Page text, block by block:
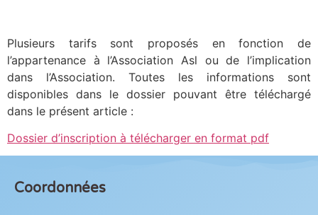
Plusieurs tarifs sont proposés en fonction de
l’appartenance à l’Association Asl ou de l’implication
dans l’Association. Toutes les informations sont
disponibles dans le dossier pouvant être téléchargé
dans le présent article :
Dossier d’inscription à télécharger en format pdf
Coordonnées